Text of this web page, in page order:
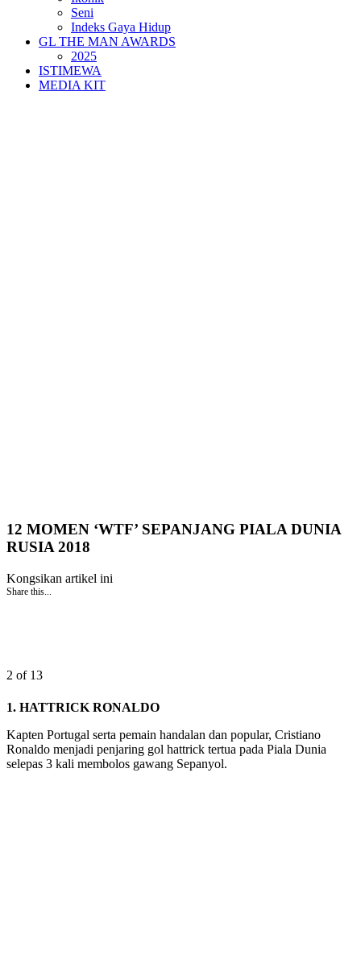
Seni
Indeks Gaya Hidup
GL THE MAN AWARDS
2025
ISTIMEWA
MEDIA KIT
12 MOMEN ‘WTF’ SEPANJANG PIALA DUNIA
RUSIA 2018
Kongsikan artikel ini
Share this...
2 of 13
1. HATTRICK RONALDO
Kapten Portugal serta pemain handalan dan popular, Cristiano
Ronaldo menjadi penjaring gol hattrick tertua pada Piala Dunia
selepas 3 kali membolos gawang Sepanyol.